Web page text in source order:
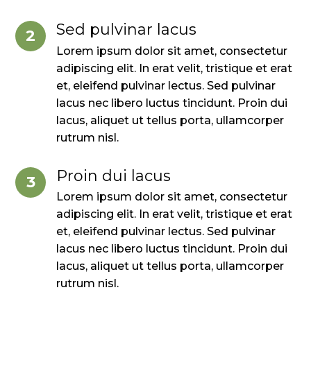
2 Sed pulvinar lacus
Lorem ipsum dolor sit amet, consectetur
adipiscing elit. In erat velit, tristique et erat
et, eleifend pulvinar lectus. Sed pulvinar
lacus nec libero luctus tincidunt. Proin dui
lacus, aliquet ut tellus porta, ullamcorper
rutrum nisl.
3 Proin dui lacus
Lorem ipsum dolor sit amet, consectetur
adipiscing elit. In erat velit, tristique et erat
et, eleifend pulvinar lectus. Sed pulvinar
lacus nec libero luctus tincidunt. Proin dui
lacus, aliquet ut tellus porta, ullamcorper
rutrum nisl.